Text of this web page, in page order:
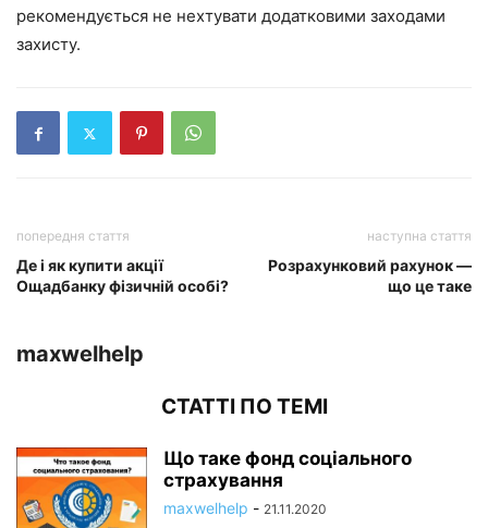
рекомендується не нехтувати додатковими заходами
захисту.
попередня стаття
Де і як купити акції
Ощадбанку фізичній особі?
наступна стаття
Розрахунковий рахунок —
що це таке
maxwelhelp
СТАТТІ ПО ТЕМІ
Що таке фонд соціального
страхування
maxwelhelp - 21.11.2020